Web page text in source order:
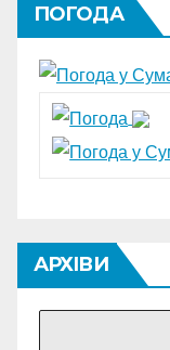
ПОГОДА
АРХІВИ